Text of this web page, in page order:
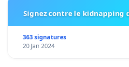
Signez contre le kidnapping
363 signatures
20 Jan 2024